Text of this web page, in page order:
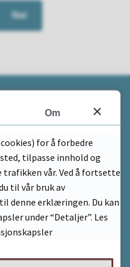
Nei
Om
for å forbedre
tilpasse innhold og
vår. Ved å fortsette
til vår bruk av
denne erklæringen. Du kan
under “Detaljer”. Les